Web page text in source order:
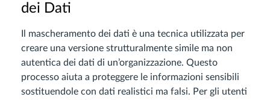
dei Dati
Il mascheramento dei dati è una tecnica utilizzata per
creare una versione strutturalmente simile ma non
autentica dei dati di un’organizzazione. Questo
processo aiuta a proteggere le informazioni sensibili
sostituendole con dati realistici ma falsi. Per gli utenti